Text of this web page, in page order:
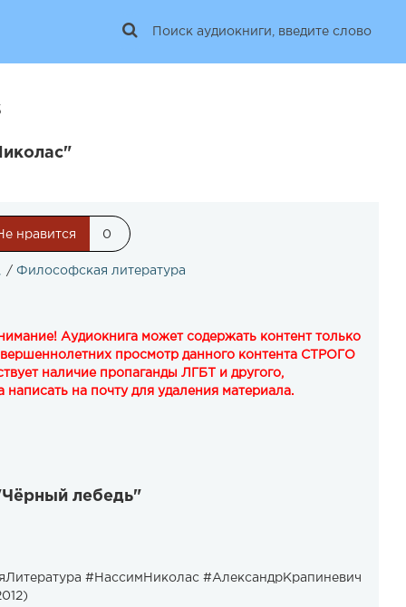
нравится 0
/Философская литература
Аудиокнига может содержать контент только
просмотр данного контента СТРОГО
наличие пропаганды ЛГБТ и другого,
на почту для удаления материала.
лебедь"
#НассимНиколас #АлександрКрапиневич